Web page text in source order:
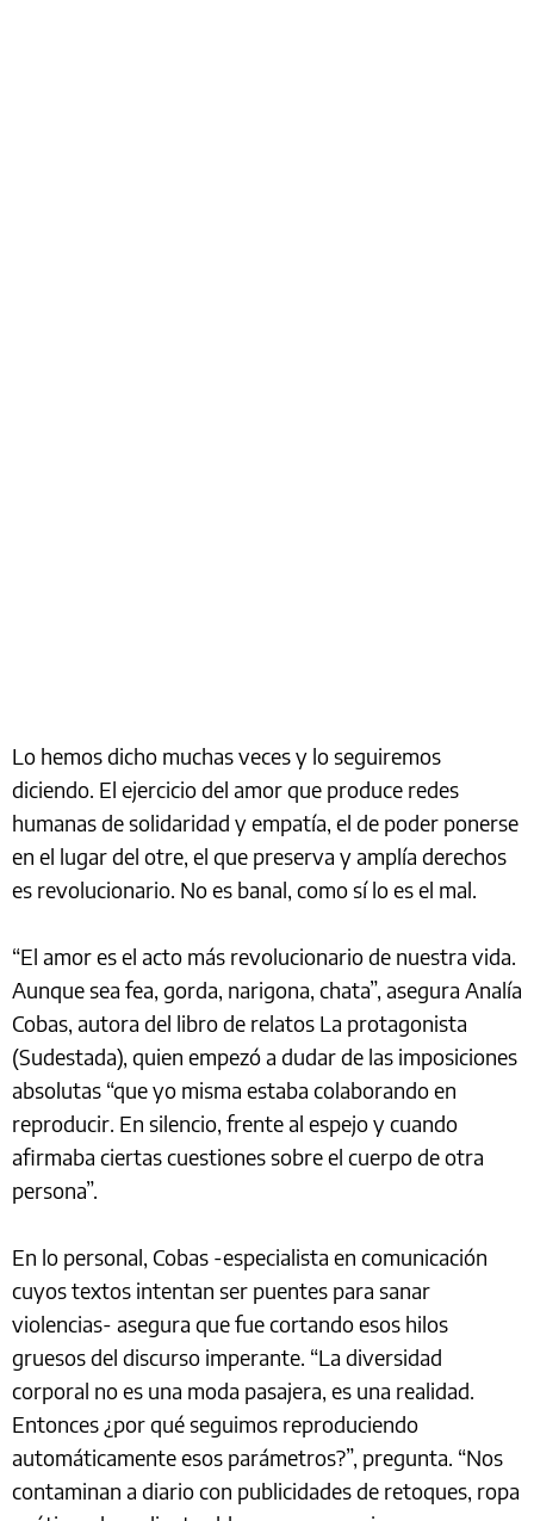
Lo hemos dicho muchas veces y lo seguiremos
diciendo. El ejercicio del amor que produce redes
humanas de solidaridad y empatía, el de poder ponerse
en el lugar del otre, el que preserva y amplía derechos
es revolucionario. No es banal, como sí lo es el mal.
“El amor es el acto más revolucionario de nuestra vida.
Aunque sea fea, gorda, narigona, chata”, asegura Analía
Cobas, autora del libro de relatos La protagonista
(Sudestada), quien empezó a dudar de las imposiciones
absolutas “que yo misma estaba colaborando en
reproducir. En silencio, frente al espejo y cuando
afirmaba ciertas cuestiones sobre el cuerpo de otra
persona”.
En lo personal, Cobas -especialista en comunicación
cuyos textos intentan ser puentes para sanar
violencias- asegura que fue cortando esos hilos
gruesos del discurso imperante. “La diversidad
corporal no es una moda pasajera, es una realidad.
Entonces ¿por qué seguimos reproduciendo
automáticamente esos parámetros?”, pregunta. “Nos
contaminan a diario con publicidades de retoques, ropa